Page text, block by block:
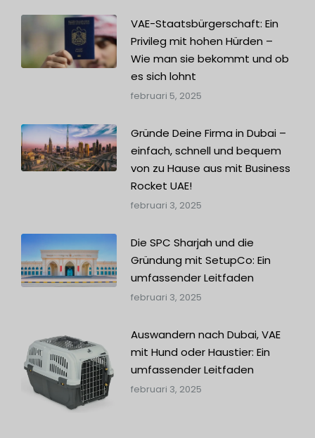
VAE-Staatsbürgerschaft: Ein
Privileg mit hohen Hürden –
Wie man sie bekommt und ob
es sich lohnt
februari 5, 2025
Gründe Deine Firma in Dubai –
einfach, schnell und bequem
von zu Hause aus mit Business
Rocket UAE!
februari 3, 2025
Die SPC Sharjah und die
Gründung mit SetupCo: Ein
umfassender Leitfaden
februari 3, 2025
Auswandern nach Dubai, VAE
mit Hund oder Haustier: Ein
umfassender Leitfaden
februari 3, 2025